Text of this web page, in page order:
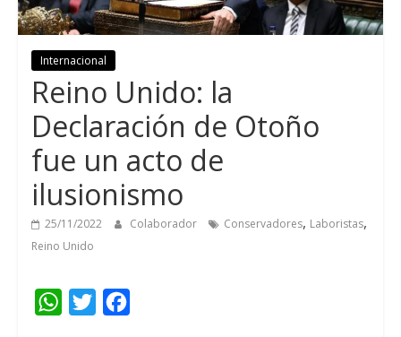
Internacional
Reino Unido: la
Declaración de Otoño
fue un acto de
ilusionismo
25/11/2022 Colaborador Conservadores, Laboristas,
Reino Unido
W